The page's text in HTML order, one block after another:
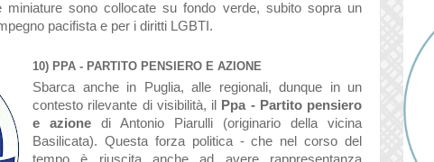
miniature sono collocate su fondo verde, subito sopra un
pacifista e per i diritti LGBTI.
10) PPA - PARTITO PENSIERO E AZIONE
Sbarca anche in Puglia, alle regionali, dunque in un
contesto rilevante di visibilità, il
Ppa - Partito pensiero
e azione di Antonio Piarulli (originario della vicina
Basilicata). Questa forza politica - che nel corso del